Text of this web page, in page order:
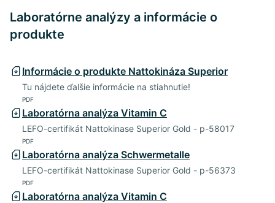
Laboratórne analýzy a informácie o
produkte
Informácie o produkte Nattokináza Superior
Tu nájdete ďalšie informácie na stiahnutie!
PDF
Laboratórna analýza Vitamin C
LEFO-certifikát Nattokinase Superior Gold - p-58017
PDF
Laboratórna analýza Schwermetalle
LEFO-certifikát Nattokinase Superior Gold - p-56373
PDF
Laboratórna analýza Vitamin C